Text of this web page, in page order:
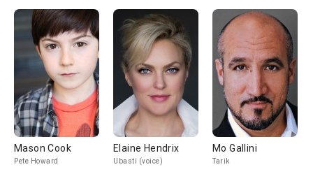
Mason Cook
Pete Howard
Elaine Hendrix
Ubasti (voice)
Mo Gallini
Tarik